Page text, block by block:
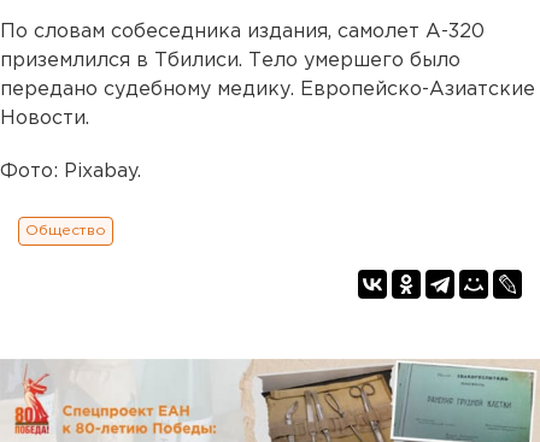
По словам собеседника издания, самолет А-320
приземлился в Тбилиси. Тело умершего было
передано судебному медику. Европейско-Азиатские
Новости.
Фото: Pixabay.
Общество